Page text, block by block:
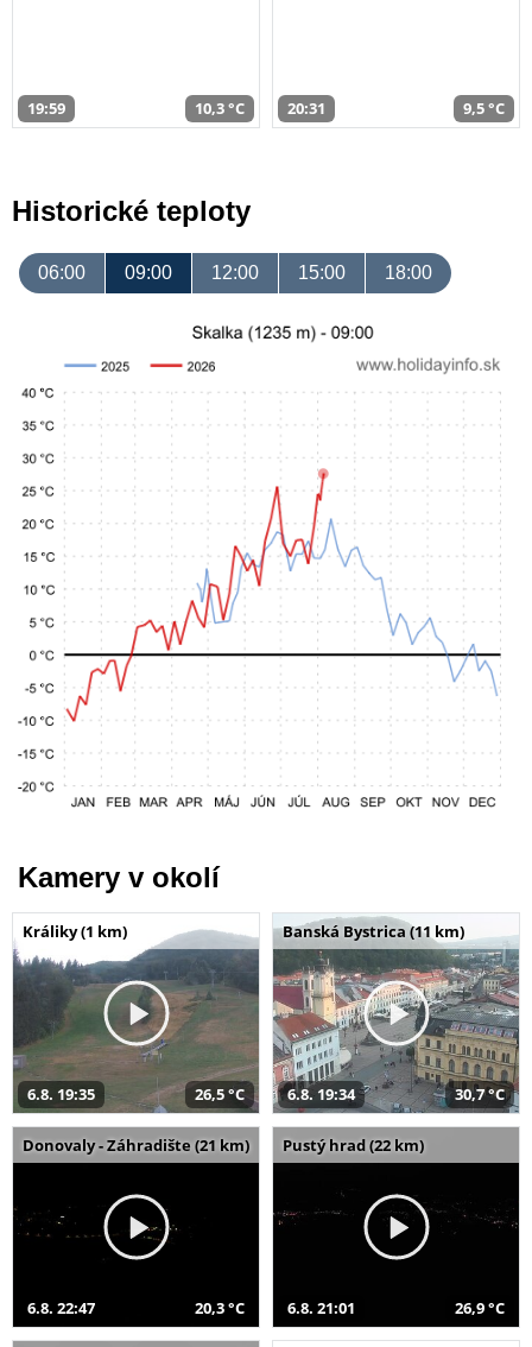
19:59 10,3 °C 20:31 9,5 °C
Historické teploty
06:00 09:00 12:00 15:00 18:00
Kamery v okolí
Králiky (1 km)
6.8. 19:35 26,5 °C
Banská Bystrica (11 km)
6.8. 19:34 30,7 °C
Donovaly - Záhradište (21 km)
6.8. 22:47 20,3 °C
Pustý hrad (22 km)
6.8. 21:01 26,9 °C